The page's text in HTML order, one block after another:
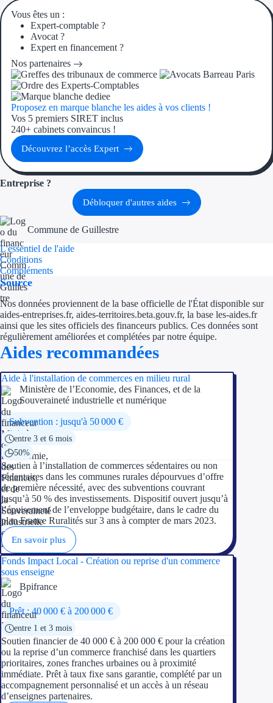
Blog
Nos guides
Vous êtes un :
Expert-comptable ?
Avocat ?
Expert en financement ?
Nos partenaires
Proposez en marque blanche les aides à vos clients !
Vos 5 premiers SIRET inclus
240+ cabinets convaincus !
Découvrez l’accès Expert
Entreprise ?
Débloquer d'autres aides
Commune de Guillestre
L'essentiel de l'aide
Conditions
Compléments
Source
Nos données proviennent de la base officielle de l'État disponible sur
aides-entreprises.fr, aides-territoires.beta.gouv.fr, la base les-aides.fr
ainsi que les sites officiels des financeurs publics. Ces données sont
régulièrement améliorées et complétées par notre équipe.
Aides recommandées
Aide à l'installation de commerces en milieu rural
Ministère de l’Economie, des Finances, et de la
Souveraineté industrielle et numérique
Subvention : jusqu'à 50 000 €
entre 3 et 6 mois
50%
Soutien à l’installation de commerces sédentaires ou non
sédentaires dans les communes rurales dépourvues d’offre
de première nécessité, avec des subventions couvrant
jusqu’à 50 % des investissements. Dispositif ouvert jusqu’à
l’épuisement de l’enveloppe budgétaire, dans le cadre du
plan France Ruralités sur 3 ans à compter de mars 2023.
En savoir plus
Fonds Impact Local - Création ou reprise d'un commerce
sous enseigne
Bpifrance
Prêt : 40 000 € à 200 000 €
entre 1 et 3 mois
Soutien financier de 40 000 € à 200 000 € pour la création
ou la reprise d’un commerce franchisé dans les quartiers
prioritaires, zones franches urbaines ou à proximité
immédiate. Prêt à taux fixe sans garantie, complété par un
accompagnement personnalisé et un accès à un réseau
d’enseignes partenaires.